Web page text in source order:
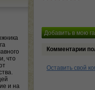
что
и на
Комментарии
Оставить свой